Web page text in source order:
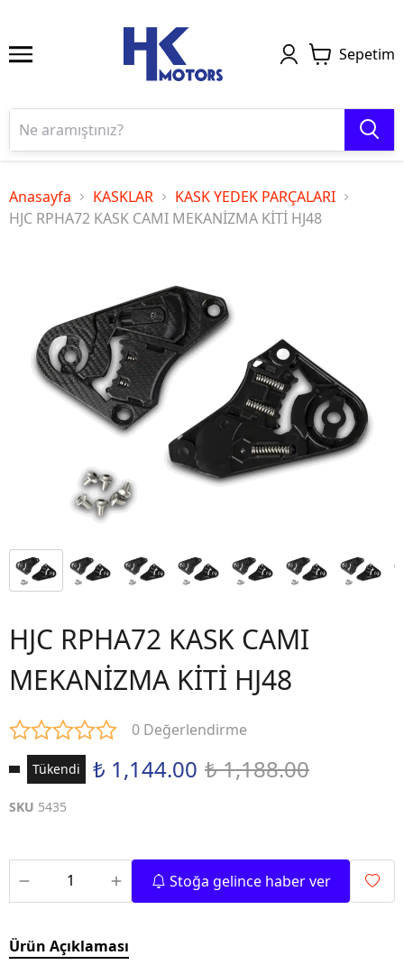
Sepetim
Anasayfa KASKLAR
KASK YEDEK PARÇALARI
HJC RPHA72 KASK CAMI MEKANİZMA KİTİ HJ48
HJC RPHA72 KASK CAMI
MEKANİZMA KİTİ HJ48
0 Değerlendirme
Tükendi ₺ 1,144.00 ₺ 1,188.00
SKU 5435
Stoğa gelince haber ver
Ürün Açıklaması